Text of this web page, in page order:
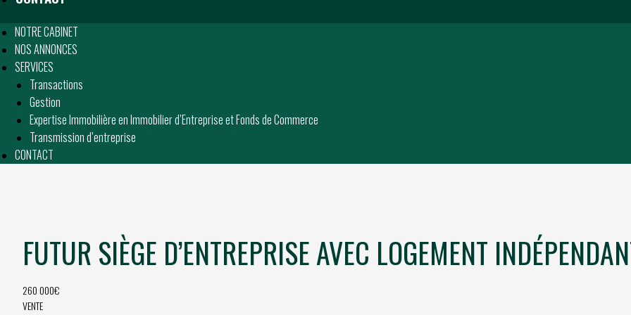
NOTRE CABINET
NOS ANNONCES
SERVICES
Transactions
Gestion
Expertise Immobilière en Immobilier d’Entreprise et Fonds de Commerce
Transmission d’entreprise
CONTACT
FUTUR SIÈGE D’ENTREPRISE AVEC LOGEMENT
260 000€
VENTE